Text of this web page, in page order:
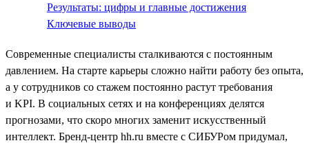
Результаты: цифры и главные достижения
Ключевые выводы
Современные специалисты сталкиваются с постоянным
давлением. На старте карьеры сложно найти работу без опыта,
а у сотрудников со стажем постоянно растут требования
и KPI. В социальных сетях и на конференциях делятся
прогнозами, что скоро многих заменит искусственный
интеллект. Бренд-центр hh.ru вместе с СИБУРом придумал,